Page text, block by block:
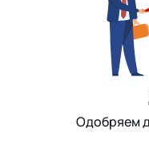
Одобряем